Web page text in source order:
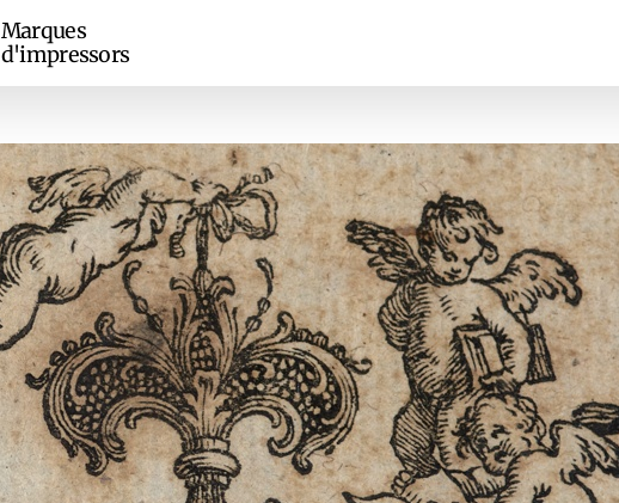
Marques
d'impressors